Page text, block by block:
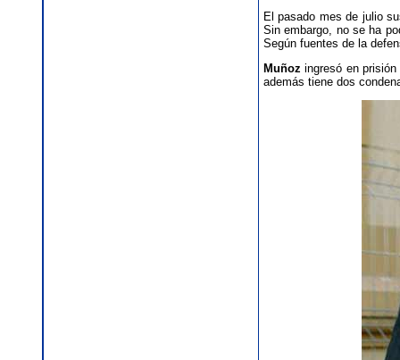
El pasado mes de julio
Sin embargo, no se ha
Según fuentes de la
Muñoz ingresó en
además tiene dos